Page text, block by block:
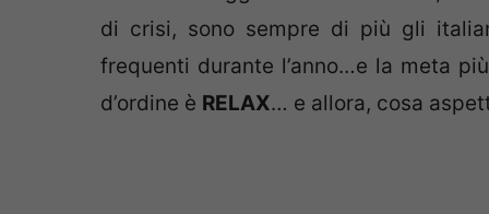
di crisi, sono sempre di più gli
frequenti durante l’anno…e la meta
d’ordine è RELAX… e allora, cosa